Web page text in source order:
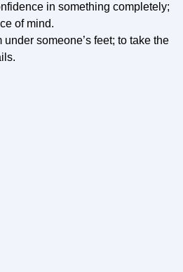
in something completely;
of mind.
someone’s feet; to take the